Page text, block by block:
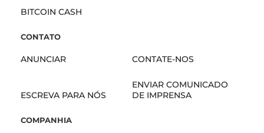
BITCOIN CASH
CONTATO
ANUNCIAR CONTATE-NOS
ESCREVA PARA NÓS
ENVIAR COMUNICADO
DE IMPRENSA
COMPANHIA